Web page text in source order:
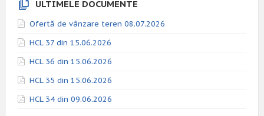
ULTIMELE DOCUMENTE
Ofertă de vânzare teren 08.07.2026
HCL 37 din 15.06.2026
HCL 36 din 15.06.2026
HCL 35 din 15.06.2026
HCL 34 din 09.06.2026